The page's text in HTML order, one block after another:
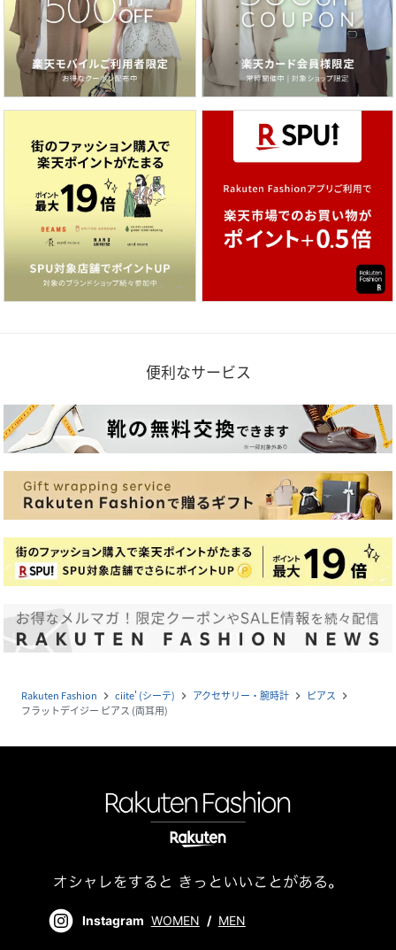
便利なサービス
Rakuten Fashion navigate_next ciite' (シーテ) navigate_next アクセサリー・腕時計 navigate_next ピアス navigate_next
フラットデイジー ピアス (両耳用)
Instagram WOMEN / MEN